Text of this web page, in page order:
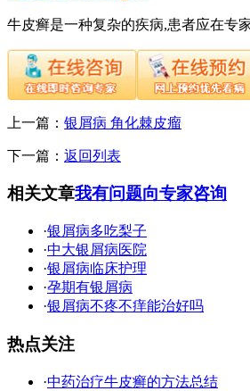
牛皮癣是一种复杂的疾病,患者应在专
上一篇： 银屑病 角化棘皮瘤
下一篇： 返回列表
相关文章我有问题向专家咨询
·银屑病多吃梨子
·中大银屑病医院
·银屑病临床护理
·孕期有银屑病
·银屑病不疼不痒能治好吗
热点关注
·中药治疗牛皮癣的方法总结